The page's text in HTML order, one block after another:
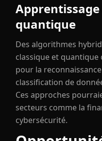
quantique
Des algorithmes
classique et
pour la
classification de
Ces approches
secteurs comme la
cybersécurité.